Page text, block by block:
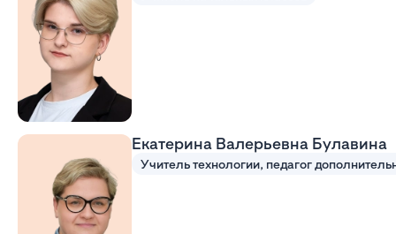
Екатерина Валерьевна Булавина